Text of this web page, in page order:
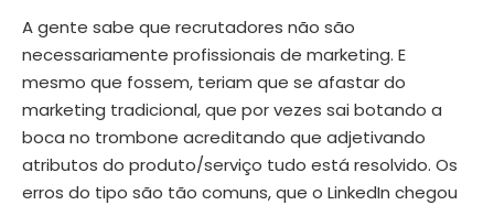
A gente sabe que recrutadores não são
necessariamente profissionais de marketing. E
mesmo que fossem, teriam que se afastar do
marketing tradicional, que por vezes sai botando a
boca no trombone acreditando que adjetivando
atributos do produto/serviço tudo está resolvido. Os
erros do tipo são tão comuns, que o LinkedIn chegou